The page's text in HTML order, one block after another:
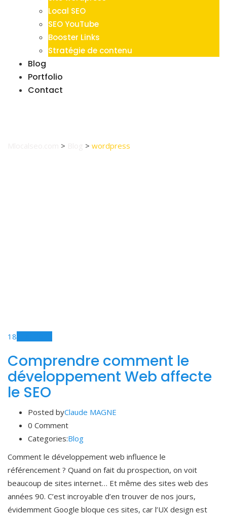
Local SEO
SEO YouTube
Booster Links
Stratégie de contenu
Blog
Portfolio
Contact
> > wordpress
18
Comprendre comment le
développement Web affecte
le SEO
Posted byClaude MAGNE
0 Comment
Categories:Blog
Comment le développement web influence le
référencement ? Quand on fait du prospection, on voit
beaucoup de sites internet… Et même des sites web des
années 90. C’est incroyable d’en trouver de nos jours,
évidemment Google bloque ces sites, car l’UX design est